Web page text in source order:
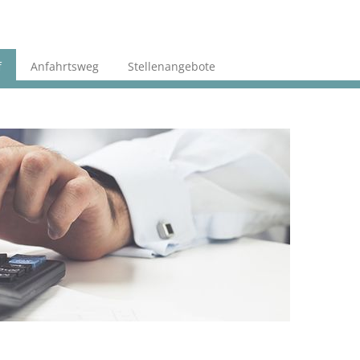
Anfahrtsweg Stellenangebote